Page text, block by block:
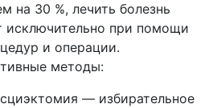
на 30 %, лечить болезнь
исключительно при помощи
и операции.
методы:
— избирательное